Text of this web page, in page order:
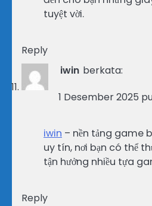
tuyệt vời.
Reply
iwin berkata:
1 Desember 2025
iwin – nền tảng game
uy tín, nơi bạn có thể
tận hưởng nhiều tựa
Reply